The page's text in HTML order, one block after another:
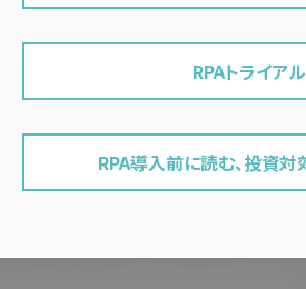
RPAトライアル
RPA導入前に読む、投資